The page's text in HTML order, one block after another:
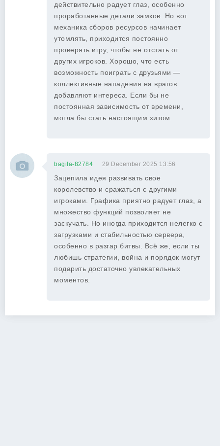
действительно радует глаз, особенно
проработанные детали замков. Но вот
механика сборов ресурсов начинает
утомлять, приходится постоянно
проверять игру, чтобы не отстать от
других игроков. Хорошо, что есть
возможность поиграть с друзьями —
коллективные нападения на врагов
добавляют интереса. Если бы не
постоянная зависимость от времени,
могла бы стать настоящим хитом.
bagila-82784 29 December 2025 13:56
Зацепила идея развивать свое
королевство и сражаться с другими
игроками. Графика приятно радует глаз, а
множество функций позволяет не
заскучать. Но иногда приходится нелегко с
загрузками и стабильностью сервера,
особенно в разгар битвы. Всё же, если ты
любишь стратегии, война и порядок могут
подарить достаточно увлекательных
моментов.